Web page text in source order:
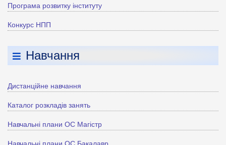
Програма розвитку інституту
Конкурс НПП
Навчання
Дистанційне навчання
Каталог розкладів занять
Навчальні плани ОС Магістр